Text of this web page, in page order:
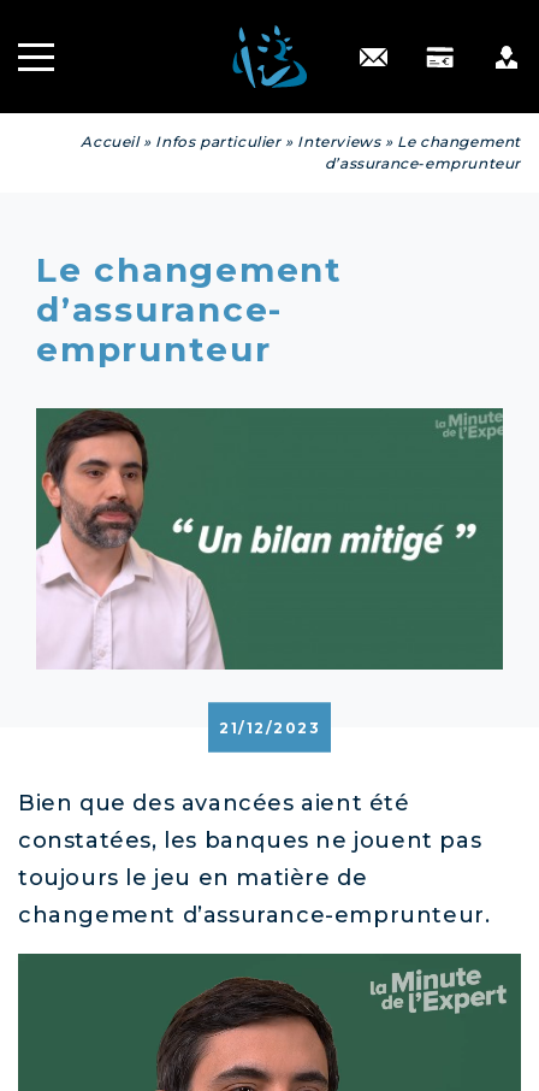
Engagé RSE
Contact
Accueil» Infos particulier» Interviews» Le changement
d’assurance-emprunteur
Le changement
d’assurance-
emprunteur
21/12/2023
Bien que des avancées aient été
constatées, les banques ne jouent pas
toujours le jeu en matière de
changement d’assurance-emprunteur.